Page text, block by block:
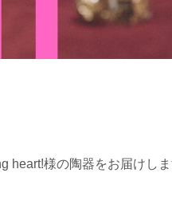
heart!様の陶器をお届けし